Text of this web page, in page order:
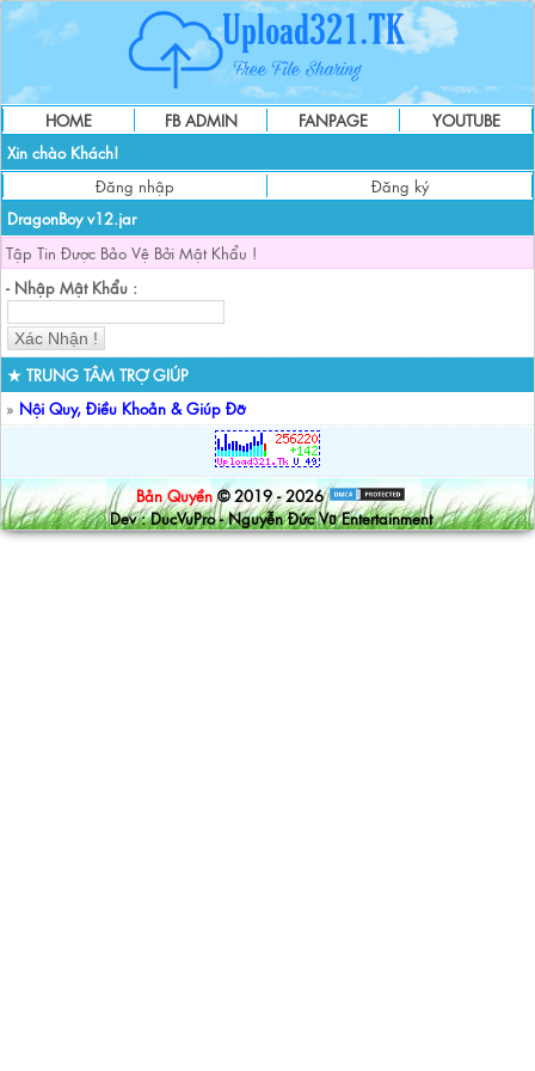
HOME FB ADMIN FANPAGE
YOUTUBE
Xin chào Khách!
Đăng nhập
Đăng ký
DragonBoy v12.jar
Tập Tin Được Bảo Vệ Bởi Mật Khẩu !
- Nhập Mật Khẩu :
★ TRUNG TÂM TRỢ GIÚP
» Nội Quy, Điều Khoản & Giúp Đỡ
Bản Quyền © 2019 - 2026
Dev : DucVuPro - Nguyễn Đức Vũ Entertainment